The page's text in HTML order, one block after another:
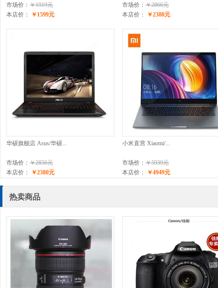
市场价： ￥1919元
本店价：
￥1599元
市场价： ￥2866元
本店价：
￥2388元
华硕旗舰店 Asus/华硕...
市场价： ￥2856元
本店价：
￥2380元
小米直营 Xiaomi/...
市场价： ￥5939元
本店价：
￥4949元
热卖商品